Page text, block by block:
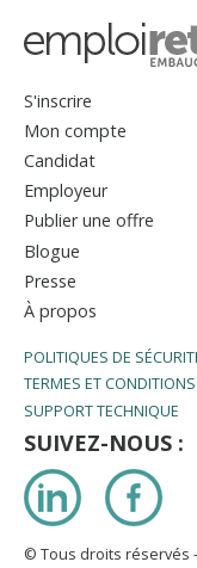
S'inscrire
Mon compte
Candidat
Employeur
Publier une offre
Blogue
Presse
À propos
POLITIQUES DE
TERMES ET
SUPPORT TECHNIQUE
SUIVEZ-NOUS :
LinkedIn
© Tous droits réservés